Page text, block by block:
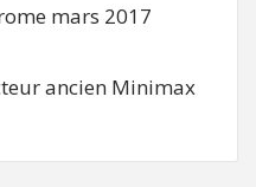
mars 2017
ancien Minimax